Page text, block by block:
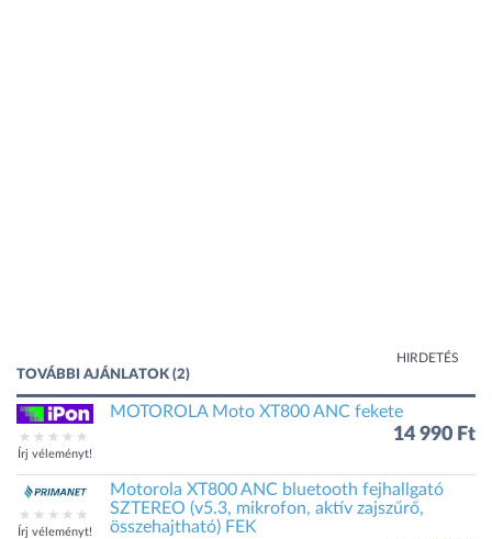
HIRDETÉS
TOVÁBBI AJÁNLATOK (2)
Írj véleményt!
MOTOROLA Moto XT800 ANC fekete
14 990 Ft
Írj véleményt!
Motorola XT800 ANC bluetooth fejhallgató
SZTEREO (v5.3, mikrofon, aktív zajszűrő,
összehajtható) FEK